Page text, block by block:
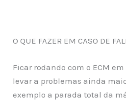
O QUE FAZER EM CASO DE
Ficar rodando com o ECM
levar a problemas ainda
exemplo a parada total da